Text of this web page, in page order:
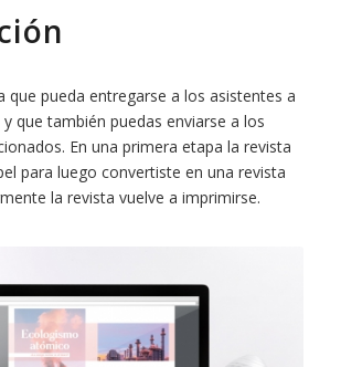
que pueda entregarse a los asistentes a
que también puedas enviarse a los
En una primera etapa la revista
para luego convertiste en una revista
la revista vuelve a imprimirse.